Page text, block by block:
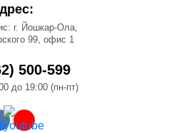
г. Йошкар-Ола,
99, офис 1
500-599
до 19:00 (пн-пт)